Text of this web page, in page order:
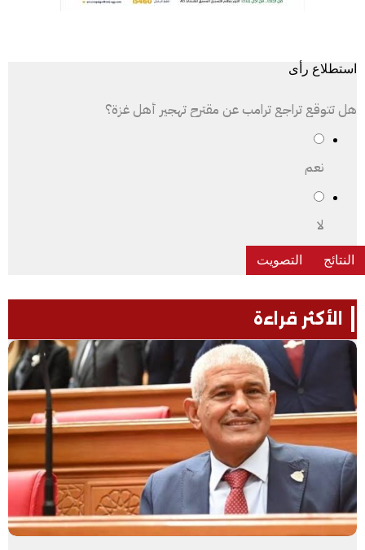
استطلاع رأى
هل تتوقع تراجع ترامب عن مقترح تهجير أهل غزة؟
نعم
لا
الأكثر قراءة